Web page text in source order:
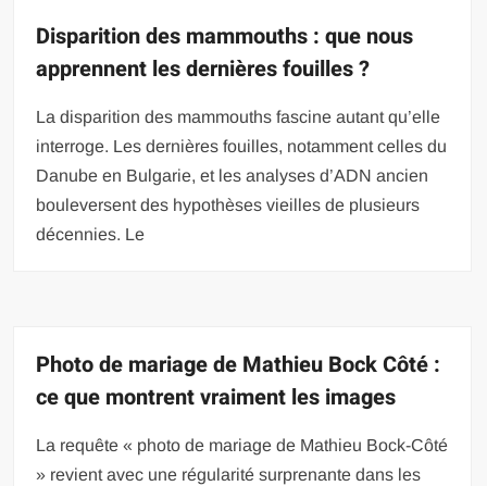
Disparition des mammouths : que nous
apprennent les dernières fouilles ?
La disparition des mammouths fascine autant qu’elle
interroge. Les dernières fouilles, notamment celles du
Danube en Bulgarie, et les analyses d’ADN ancien
bouleversent des hypothèses vieilles de plusieurs
décennies. Le
Photo de mariage de Mathieu Bock Côté :
ce que montrent vraiment les images
La requête « photo de mariage de Mathieu Bock-Côté
» revient avec une régularité surprenante dans les